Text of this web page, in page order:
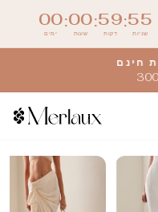
00
ימים
:00
שעות
:59
דקות
:54
שניות
חינם